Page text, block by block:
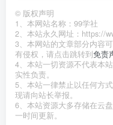
© 版权声明
1、本网站名称：99学社
2、本站永久网址：https://
3、本网站的文章部分内容
有侵权，请点击跳转到免责
4、本站一切资源不代表本
实性负责。
5、本站一律禁止以任何方
现请向站长举报。
6、本站资源大多存储在云
一时间更新。